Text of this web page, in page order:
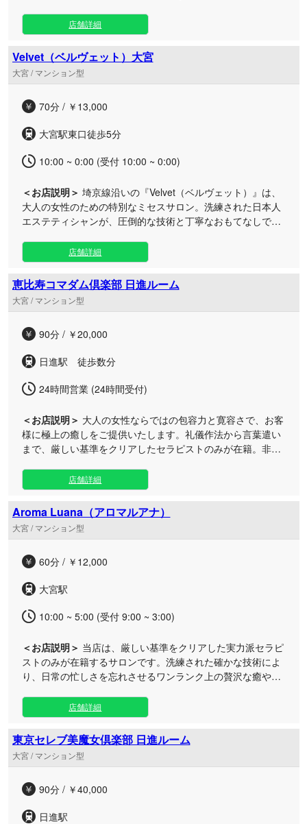
は、礼儀作法や言葉遣いはもちろん、心から安らげる温かみ
のある雰囲気を大切にしたセラピストのみを厳選しておりま
す。 単なる業務的な施術にとどまらず、お客様お一人おひと
りのご要望に寄り添う丁寧なカウンセリングを実施。その日
の状態に合わせた最適なトリートメントを組み立て、お疲れ
せる、非日常感あふれる広々としたプライベートルームをご
る究極の熟女コースで、贅沢な安らぎのひとときを心ゆくま
でご堪能ください。
店舗詳細
Velvet（ベルヴェット）大宮
大宮 / マンション型
70分 / ￥13,000
大宮駅東口徒歩5分
10:00 ~ 0:00 (受付 10:00 ~ 0:00)
＜お店説明＞ 埼京線沿いの『Velvet（ベルヴェット）』は、
大人の女性のための特別なミセスサロン。洗練された日本人
エステティシャンが、圧倒的な技術と丁寧なおもてなしで、
ランド力を活かし、他にはない唯一無二の洗練されたエステ
空間をご提供しております。 日々の喧騒から離れ、心も身体
も満たされる特別なひとときを過ごしませんか？お一人おひ
とりの美に寄り添い、真心を込めて施術いたします。 ここで
しか味わえない素晴らしい出会いと、心に深く残る感動をあ
おります。
店舗詳細
恵比寿コマダム倶楽部 日進ルーム
大宮 / マンション型
90分 / ￥20,000
日進駅 徒歩数分
24時間営業 (24時間受付)
＜お店説明＞ 大人の女性ならではの包容力と寛容さで、お客
様に極上の癒しをご提供いたします。礼儀作法から言葉遣い
まで、厳しい基準をクリアしたセラピストのみが在籍。非日
至福のひとときをお約束します。 当店は「大人の色気」と
「深い癒し」をテーマにしたリラクゼーションサロンです。
単なるマッサージにとどまらず、お客様一人ひとりに寄り添
ったおもてなしを第一に考えております。 施術前の丁寧なカ
ウンセリングを通じて、お客様のご希望やその日の状態に最
キルを持ったセラピストによる、当店自慢のコースもぜひご
通いやすい価格設定で実現いたしました。 日々の喧騒から離
れ、安らぎに満ちた特別な時間をお過ごしいただけるよう、
スタッフ一同、心を込めてお迎えいたします。 皆様のご来店
店舗詳細
Aroma Luana（アロマルアナ）
大宮 / マンション型
60分 / ￥12,000
大宮駅
10:00 ~ 5:00 (受付 9:00 ~ 3:00)
＜お店説明＞ 当店は、厳しい基準をクリアした実力派セラピ
ストのみが在籍するサロンです。洗練された確かな技術によ
り、日常の忙しさを忘れさせるワンランク上の贅沢な癒やし
とりの心身の状態に寄り添ったカウンセリングと、細部まで
こだわり抜いたオーダーメイドの施術で、蓄積された疲労や
ストレスを根本から解放します。 五感を心地よく刺激する上
質な空間と、真心を込めたおもてなしをご用意いたしまし
た。日常の喧騒を離れ、心も身体も深く満たされる極上のご
待ちしております。
店舗詳細
東京セレブ美魔女倶楽部 日進ルーム
大宮 / マンション型
90分 / ￥40,000
日進駅